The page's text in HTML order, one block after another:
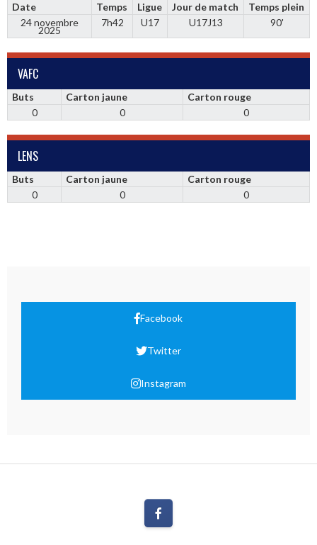
Date Temps Ligue Jour de match
Temps plein
24 novembre
2025
7h42 U17 U17J13 90'
VAFC
Buts Carton jaune
Carton rouge
0
0 0
LENS
Buts Carton jaune
Carton rouge
0
0 0
Facebook
Twitter
Instagram